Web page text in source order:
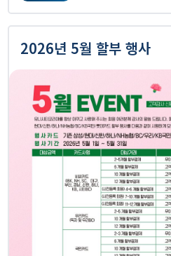
2026년 5월 할부 행사